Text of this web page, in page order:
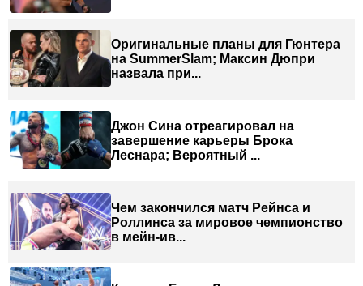
Оригинальные планы для Гюнтера
на SummerSlam; Максин Дюпри
назвала при...
Джон Сина отреагировал на
завершение карьеры Брока
Леснара; Вероятный ...
Чем закончился матч Рейнса и
Роллинса за мировое чемпионство
в мейн-ив...